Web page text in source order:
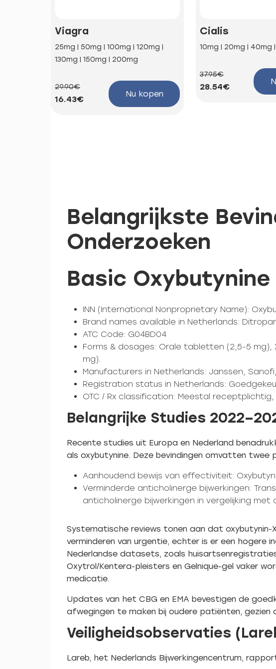
Viagra
25mg | 50mg | 100mg | 120mg |
130mg | 150mg | 200mg
29.90€
16.43€
Nu kopen
Cialis
10mg | 20mg | 40mg
37.95€
28.54€
Belangrijkste
Onderzoeken
Basic
INN (International Nonproprietary Name):
Brand names available in Netherlands:
ATC Code: G04BD04
Forms & dosages: Orale tabletten (2,5-5 mg),
mg).
Manufacturers in Netherlands: Janssen,
Registration status in Netherlands:
OTC / Rx classification: Meestal
Belangrijke Studies
Recente studies uit Europa en Nederland
als oxybutynine. Deze bevindingen omvatten twee
Aanhoudend bewijs van effectiviteit:
Verminderde anticholinerge bijwerkingen:
anticholinerge bijwerkingen in vergelijking met
Systematische reviews tonen aan dat
verminderen van urgentie, echter is er een hogere
Nederlandse datasets, zoals
Oxytrol/Kentera-pleisters en Gelnique-gel vaker
medicatie.
Updates van het CBG en EMA bevestigen de
afwegingen te maken bij oudere patiënten, gezien
Veiligheidsobservaties
Lareb, het Nederlands Bijwerkingencentrum,